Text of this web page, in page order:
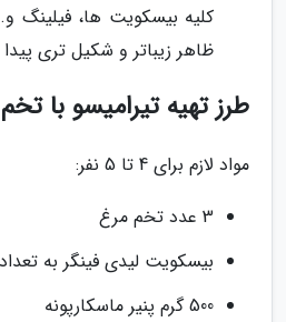
کلیه بیسکویت ها، فیلینگ
ظاهر زیباتر و شکیل تری
طرز تهیه تیرامیسو با
مواد لازم برای 4 تا 5 نفر:
3 عدد تخم مرغ
بیسکویت لیدی فینگر به تعداد
500 گرم پنیر ماسکارپونه